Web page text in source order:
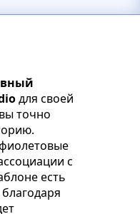
для своей
точно
с
есть